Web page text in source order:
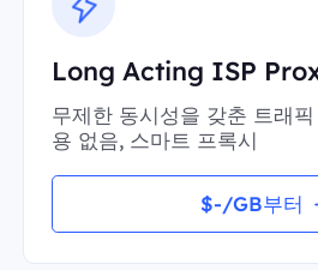
Long Acting ISP
무제한 동시성을 갖춘 트래
용 없음, 스마트 프록시
$-/GB부터